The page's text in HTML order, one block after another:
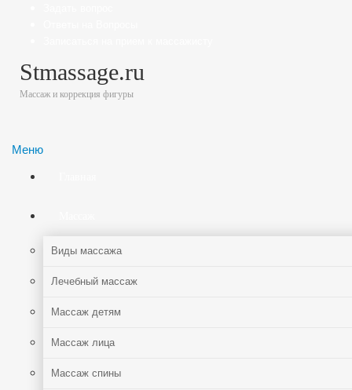
Stmassage.ru
Массаж и коррекция фигуры
Меню
Виды массажа
Лечебный массаж
Массаж детям
Массаж лица
Массаж спины